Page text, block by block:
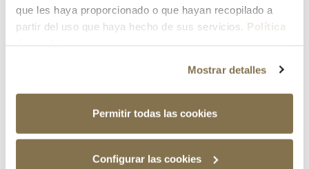
que les haya proporcionado o que hayan recopilado a
partir del uso que haya hecho de sus servicios. Política
Mostrar detalles
Permitir todas las cookies
Configurar las cookies